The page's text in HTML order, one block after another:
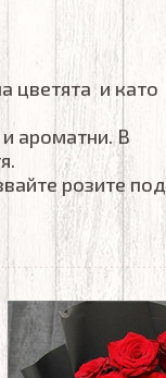
цветята и като
ароматни. В
розите под